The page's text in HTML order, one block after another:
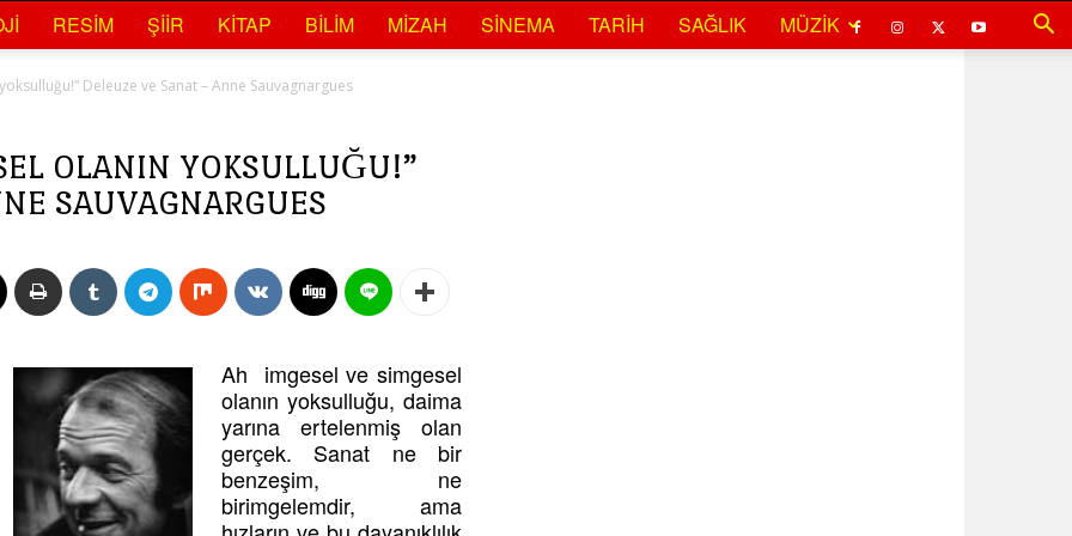
RESIM ŞIIR KITAP BILIM MIZAH SINEMA TARIH SAĞLIK MÜZIK
Deleuze ve Sanat – Anne Sauvagnargues
OLANIN YOKSULLUĞU!”
SAUVAGNARGUES
Ah imgesel ve simgesel
olanın yoksulluğu, daima
yarına ertelenmiş olan
gerçek. Sanat ne bir
benzeşim, ne
birimgelemdir, ama